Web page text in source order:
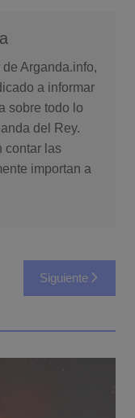
Arganda.info,
a informar
sobre todo lo
del Rey.
contar las
importan a
Siguiente